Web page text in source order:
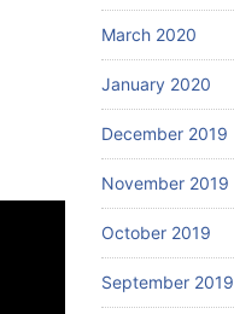
March 2020
January 2020
December 2019
November 2019
October 2019
September 2019